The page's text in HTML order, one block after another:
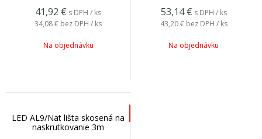
41,92 € s DPH / ks
34,08 € bez DPH / ks
Na objednávku
53,14 € s DPH / ks
43,20 € bez DPH / ks
Na objednávku
LED AL9/Nat lišta skosená na
naskrutkovanie 3m